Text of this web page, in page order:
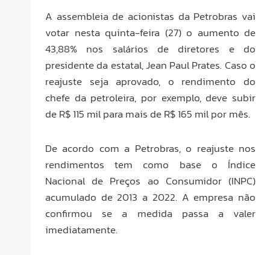
A assembleia de acionistas da Petrobras vai
votar nesta quinta-feira (27) o aumento de
43,88% nos salários de diretores e do
presidente da estatal, Jean Paul Prates. Caso o
reajuste seja aprovado, o rendimento do
chefe da petroleira, por exemplo, deve subir
de R$ 115 mil para mais de R$ 165 mil por mês.
De acordo com a Petrobras, o reajuste nos
rendimentos tem como base o Índice
Nacional de Preços ao Consumidor (INPC)
acumulado de 2013 a 2022. A empresa não
confirmou se a medida passa a valer
imediatamente.